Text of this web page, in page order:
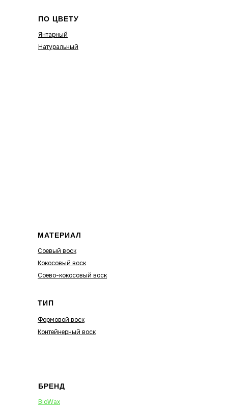
ПО ЦВЕТУ
Янтарный
Натуральный
МАТЕРИАЛ
Соевый воск
Кокосовый воск
Соево-кокосовый воск
ТИП
Формовой воск
Контейнерный воск
БРЕНД
BioWax